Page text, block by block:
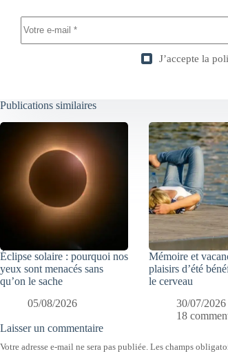
J’accepte la
Publications similaires
Éclipse solaire : pourquoi nos
yeux sont menacés sans
qu’on le sache
05/08/2026
Mémoire et
plaisirs d’été
le cerveau
30/07/2026
18
Laisser un commentaire
Votre adresse e-mail ne sera pas publiée. Les champs